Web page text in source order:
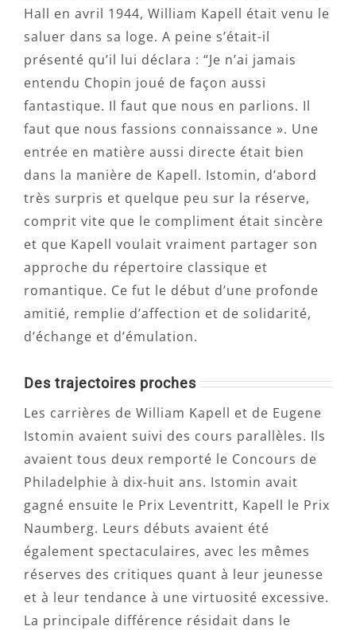
Hall en avril 1944, William Kapell était venu le
saluer dans sa loge. A peine s’était-il
présenté qu’il lui déclara : “Je n’ai jamais
entendu Chopin joué de façon aussi
fantastique. Il faut que nous en parlions. Il
faut que nous fassions connaissance ». Une
entrée en matière aussi directe était bien
dans la manière de Kapell. Istomin, d’abord
très surpris et quelque peu sur la réserve,
comprit vite que le compliment était sincère
et que Kapell voulait vraiment partager son
approche du répertoire classique et
romantique. Ce fut le début d’une profonde
amitié, remplie d’affection et de solidarité,
d’échange et d’émulation.
Des trajectoires proches
Les carrières de William Kapell et de Eugene
Istomin avaient suivi des cours parallèles. Ils
avaient tous deux remporté le Concours de
Philadelphie à dix-huit ans. Istomin avait
gagné ensuite le Prix Leventritt, Kapell le Prix
Naumberg. Leurs débuts avaient été
également spectaculaires, avec les mêmes
réserves des critiques quant à leur jeunesse
et à leur tendance à une virtuosité excessive.
La principale différence résidait dans le